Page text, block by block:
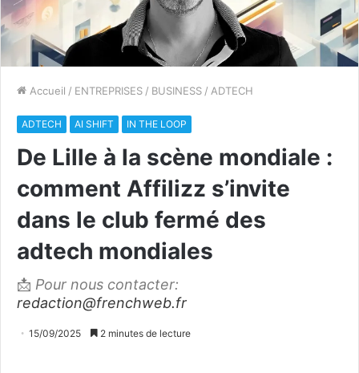
Accueil / ENTREPRISES / BUSINESS / ADTECH
ADTECH AI SHIFT IN THE LOOP
De Lille à la scène mondiale :
comment Affilizz s’invite
dans le club fermé des
adtech mondiales
📩 Pour nous contacter:
redaction@frenchweb.fr
15/09/2025 2 minutes de lecture